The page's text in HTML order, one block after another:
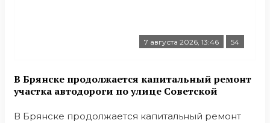
7 августа 2026, 13:46 54
В Брянске продолжается капитальный ремонт
участка автодороги по улице Советской
В Брянске продолжается капитальный ремонт